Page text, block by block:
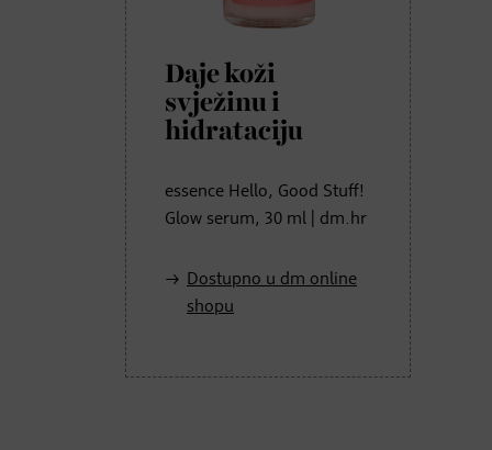
Daje koži
svježinu i
hidrataciju
essence Hello, Good Stuff!
Glow serum, 30 ml | dm.hr
Dostupno u dm online
shopu